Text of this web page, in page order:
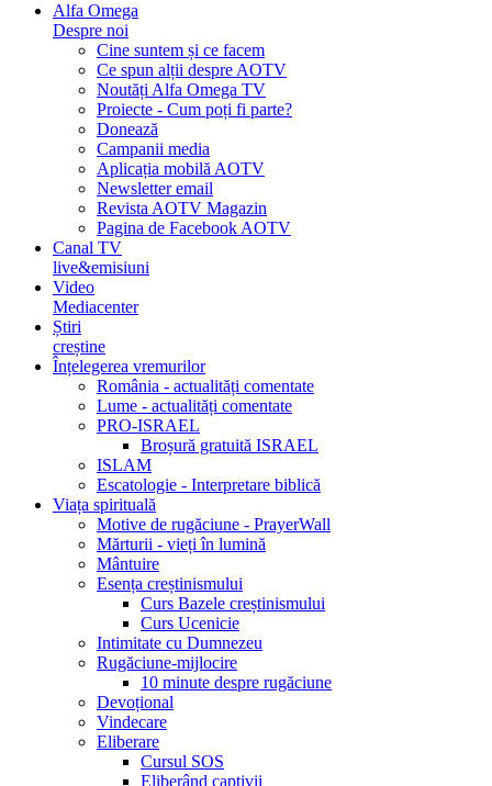
Alfa Omega
Despre noi
Cine suntem și ce facem
Ce spun alții despre AOTV
Noutăți Alfa Omega TV
Proiecte - Cum poți fi parte?
Donează
Campanii media
Aplicația mobilă AOTV
Newsletter email
Revista AOTV Magazin
Pagina de Facebook AOTV
Canal TV
live&emisiuni
Video
Mediacenter
Știri
creștine
Înțelegerea vremurilor
România - actualități comentate
Lume - actualități comentate
PRO-ISRAEL
Broșură gratuită ISRAEL
ISLAM
Escatologie - Interpretare biblică
Viața spirituală
Motive de rugăciune - PrayerWall
Mărturii - vieți în lumină
Mântuire
Esența creștinismului
Curs Bazele creștinismului
Curs Ucenicie
Intimitate cu Dumnezeu
Rugăciune-mijlocire
10 minute despre rugăciune
Devoțional
Vindecare
Eliberare
Cursul SOS
Eliberând captivii